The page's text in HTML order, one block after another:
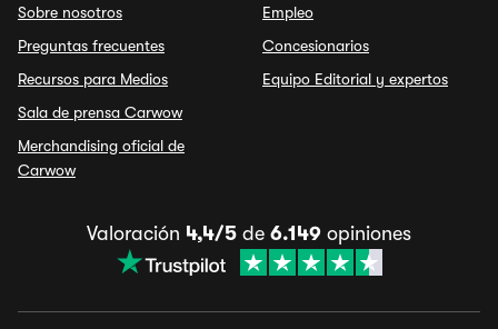
Sobre nosotros
Preguntas frecuentes
Recursos para Medios
Sala de prensa Carwow
Merchandising oficial de
Carwow
Empleo
Concesionarios
Equipo Editorial y expertos
Valoración 4,4/5 de 6.149 opiniones